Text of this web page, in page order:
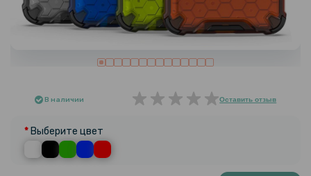
В наличии Оставить отзыв
Выберите цвет